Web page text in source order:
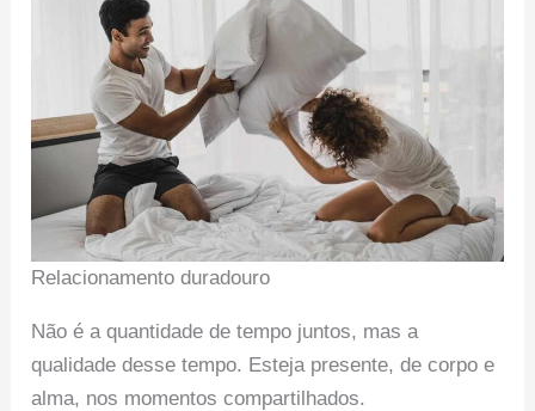
Relacionamento duradouro
Não é a quantidade de tempo juntos, mas a
qualidade desse tempo. Esteja presente, de corpo e
alma, nos momentos compartilhados.